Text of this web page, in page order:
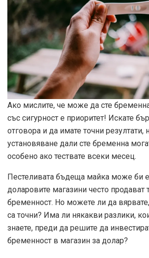
Ако мислите, че може да сте
със сигурност е приоритет! Искате
отговора и да имате точни резултати,
установяване дали сте бременна
особено ако тествате всеки месец.
Пестеливата бъдеща майка може би е
доларовите магазини често продават
бременност. Но можете ли да вярвате,
са точни? Има ли някакви разлики,
знаете, преди да решите да
бременност в магазин за долар?